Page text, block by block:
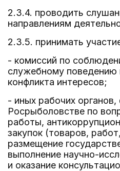
2.3.4. проводить
направлениям
2.3.5. принимать
- комиссий по
служебному поведению
конфликта интересов;
- иных рабочих
Росрыболовстве по
работы,
закупок (товаров,
размещение
выполнение научно-
и оказание